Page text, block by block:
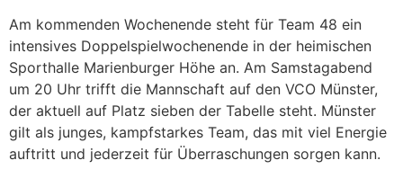
Am kommenden Wochenende steht für Team 48 ein
intensives Doppelspielwochenende in der heimischen
Sporthalle Marienburger Höhe an. Am Samstagabend
um 20 Uhr trifft die Mannschaft auf den VCO Münster,
der aktuell auf Platz sieben der Tabelle steht. Münster
gilt als junges, kampfstarkes Team, das mit viel Energie
auftritt und jederzeit für Überraschungen sorgen kann.